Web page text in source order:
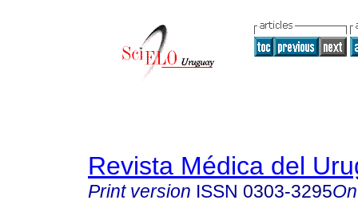
Revista Médica del
Print version ISSN 0303-3295